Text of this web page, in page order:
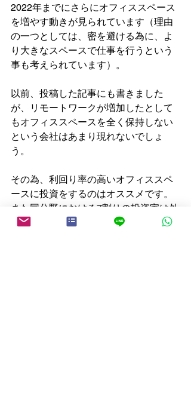
2022年までにさらにオフィススペース
を増やす動きが見られています（理由
の一つとしては、密を避ける為に、よ
り大きなスペースで仕事を行うという
事も考えられています）。
以前、投稿した記事にも書きました
が、リモートワークが増加したとして
もオフィススペースを全く保持しない
という会社はあまり現れないでしょ
う。
その為、利回り率の高いオフィススペ
ースに投資をするのはオススメです。
また同分野における7割りの投資家は外
国人です。この情報を見るだけでも、